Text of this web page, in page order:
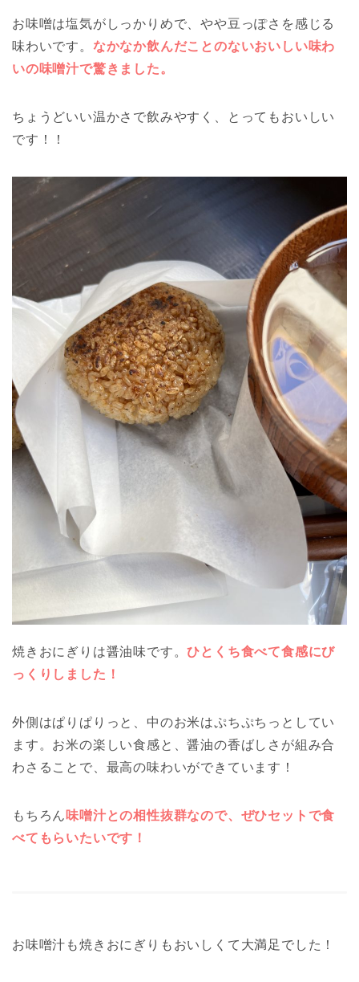
お味噌は塩気がしっかりめで、やや豆っぽさを感じる
味わいです。 なかなか飲んだことのないおいしい味わ
いの味噌汁で驚きました。
ちょうどいい温かさで飲みやすく、とってもおいしい
です！！
焼きおにぎりは醤油味です。ひとくち食べて食感にび
っくりしました！
外側はぱりぱりっと、中のお米はぷちぷちっとしてい
ます。お米の楽しい食感と、醤油の香ばしさが組み合
わさることで、最高の味わいができています！
もちろん 味噌汁との相性抜群なので、ぜひセットで食
べてもらいたいです！
お味噌汁も焼きおにぎりもおいしくて大満足でした！